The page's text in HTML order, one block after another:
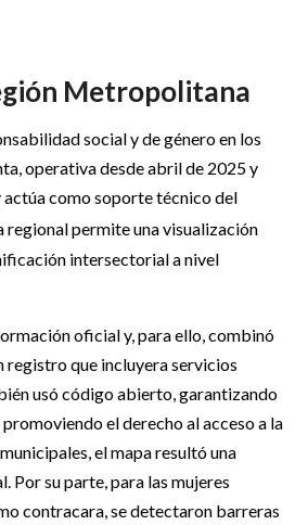
Metropolitana
social y de género en los
operativa desde abril de 2025 y
actúa como soporte técnico del
permite una visualización
intersectorial a nivel
oficial y, para ello, combinó
registro que incluyera servicios
usó código abierto, garantizando
el derecho al acceso a la
el mapa resultó una
Por su parte, para las mujeres
contracara, se detectaron barreras